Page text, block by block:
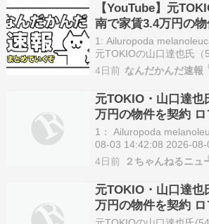
【YouTube】元
南で家賃3.4万円の
きワンルームの“新
1: Ailuropoda
元TOKIOの山口達也氏（
YouTubeチャンネルを更
な拠点として神奈川・湘
たことを報告した。 山
4日前 なんだかんだ速報
元TOKIO・山口達也
万円の物件を契約
の“新拠点”を公開「
湘南のどこよ
1： Ailuropoda
08-03 14:42:08 2026-08-
口達也氏（54）が1日、
ルを更新。YouTube活動
川・湘南エリ…
4日前 ２ちゃんねるニュ
元TOKIO・山口達也
万円の物件を契約
の“新拠点”を公開「